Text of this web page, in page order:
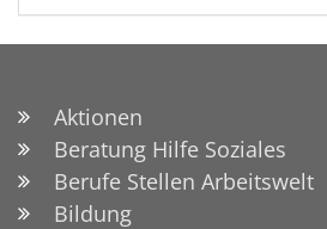
Aktionen
Beratung Hilfe Soziales
Berufe Stellen Arbeitswelt
Bildung